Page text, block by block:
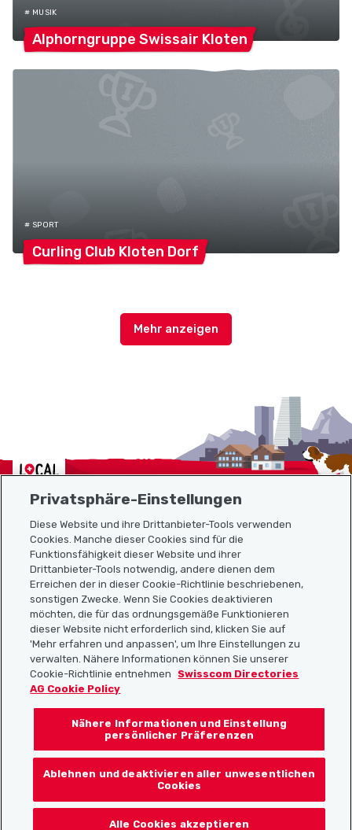
# MUSIK
Alphorngruppe Swissair Kloten
# SPORT
Curling Club Kloten Dorf
Localcities
Sitemap
Nützliche Links
Localcities App herunterladen
Folgt uns auf:
Privatsphäre-Einstellungen
Diese Website und ihre Drittanbieter-Tools verwenden
Cookies. Manche dieser Cookies sind für die
Funktionsfähigkeit dieser Website und ihrer
Drittanbieter-Tools notwendig, andere dienen dem
Erreichen der in dieser Cookie-Richtlinie beschriebenen,
sonstigen Zwecke. Wenn Sie Cookies deaktivieren
möchten, die für das ordnungsgemäße Funktionieren
dieser Website nicht erforderlich sind, klicken Sie auf
'Mehr erfahren und anpassen', um Ihre Einstellungen zu
verwalten. Nähere Informationen können Sie unserer
Cookie-Richtlinie entnehmen
Swisscom Directories
AG Cookie Policy
Nähere Informationen und Einstellung
persönlicher Präferenzen
Ablehnen und deaktivieren aller unwesentlichen
Cookies
Alle Cookies akzeptieren